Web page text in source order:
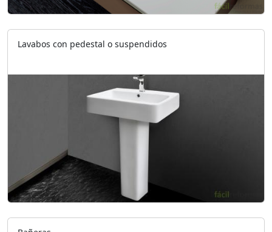
Lavabos con pedestal o suspendidos